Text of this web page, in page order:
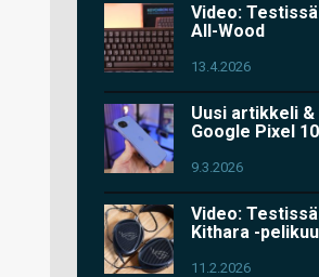
Video:
All-Wood
13.4.2026
Uusi artikkeli
Google Pixel
9.3.2026
Video: Testissä
Kithara -
11.2.2026